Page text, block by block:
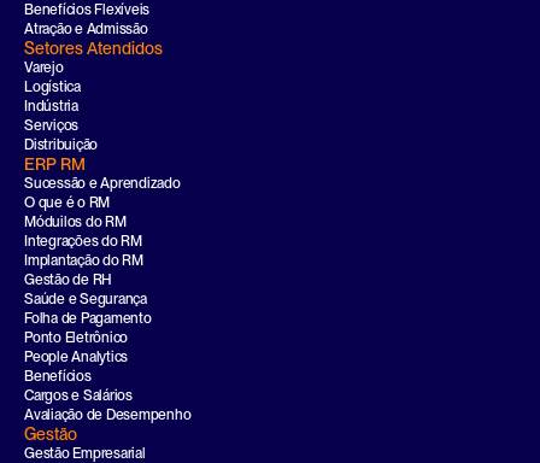
Benefícios Flexíveis
Atração e Admissão
Setores Atendidos
Varejo
Logística
Indústria
Serviços
Distribuição
ERP RM
Sucessão e Aprendizado
O que é o RM
Móduilos do RM
Integrações do RM
Implantação do RM
Gestão de RH
Saúde e Segurança
Folha de Pagamento
Ponto Eletrônico
People Analytics
Benefícios
Cargos e Salários
Avaliação de Desempenho
Gestão
Gestão Empresarial